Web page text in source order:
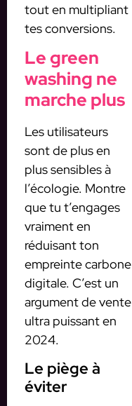
tout en multipliant
tes conversions.
Le green
washing ne
marche plus
Les utilisateurs
sont de plus en
plus sensibles à
l’écologie. Montre
que tu t’engages
vraiment en
réduisant ton
empreinte carbone
digitale. C’est un
argument de vente
ultra puissant en
2024.
Le piège à
éviter